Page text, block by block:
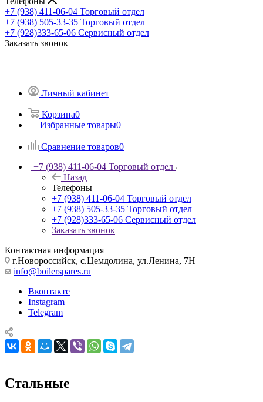
+7 (938) 411-06-04 Торговый отдел
+7 (938) 505-33-35 Торговый отдел
+7 (928)333-65-06 Сервисный отдел
Заказать звонок
Личный кабинет
Корзина0
Избранные товары0
Сравнение товаров0
+7 (938) 411-06-04 Торговый отдел
Назад
Телефоны
+7 (938) 411-06-04 Торговый отдел
+7 (938) 505-33-35 Торговый отдел
+7 (928)333-65-06 Сервисный отдел
Заказать звонок
Контактная информация
г.Новороссийск, с.Цемдолина, ул.Ленина, 7Н
info@boilerspares.ru
Вконтакте
Instagram
Telegram
Стальные